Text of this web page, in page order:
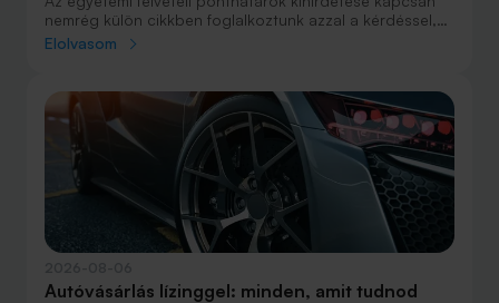
nemrég külön cikkben foglalkoztunk azzal a kérdéssel,
hogy lakást venni vagy vásárolni éri meg jobban. Előző
csak teheti, annak mindenképpen megéri a
lakásvásárlás. De mi a helyzet akkor, ha inkább a
múltbéli adatokra koncentrálunk? Hogyan áll ma valaki,
aki 2016-ban lakást vásárolt, illetve valaki, aki a bérlés
mellett döntött, illetve jobb híján arra kényszerült?
Elolvasom
Autóvásárlás lízinggel: minden, amit tudnod